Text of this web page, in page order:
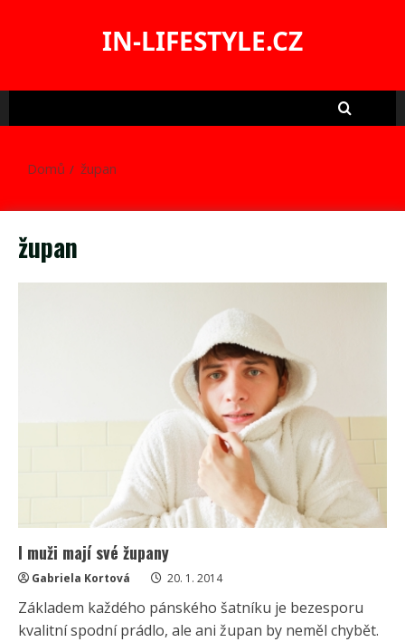
IN-LIFESTYLE.CZ
Domů župan
župan
I muži mají své župany
Gabriela Kortová 20. 1. 2014
Základem každého pánského šatníku je bezesporu
kvalitní spodní prádlo, ale ani župan by neměl chybět.